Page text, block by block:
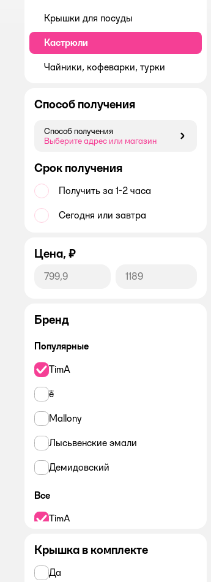
Крышки для посуды
Кастрюли
Чайники, кофеварки, турки
Способ получения
Способ получения
Выберите адрес или магазин
Способ получения
Срок получения
Получить за 1-2 часа
Сегодня или завтра
Цена, ₽
Бренд
Популярные
TimA
ё
Mallony
Лысьвенские эмали
Демидовский
Все
TimA
CASTA
Крышка в комплекте
Да